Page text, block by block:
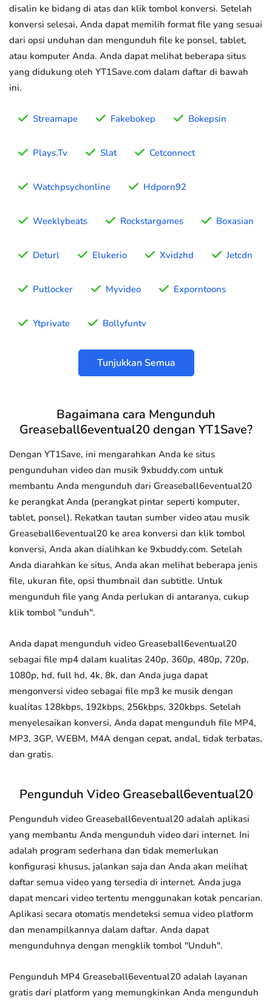
disalin ke bidang di atas dan klik tombol konversi. Setelah
konversi selesai, Anda dapat memilih format file yang sesuai
dari opsi unduhan dan mengunduh file ke ponsel, tablet,
atau komputer Anda. Anda dapat melihat beberapa situs
yang didukung oleh YT1Save.com dalam daftar di bawah
ini.
Streamape Fakebokep Bokepsin
Plays.Tv Slat Cetconnect
Watchpsychonline Hdporn92
Weeklybeats Rockstargames Boxasian
Deturl Elukerio Xvidzhd Jetcdn
Putlocker Myvideo Exporntoons
Ytprivate Bollyfuntv
Tunjukkan Semua
Bagaimana cara Mengunduh
Greaseball6eventual20 dengan YT1Save?
Dengan YT1Save, ini mengarahkan Anda ke situs
pengunduhan video dan musik 9xbuddy.com untuk
membantu Anda mengunduh dari Greaseball6eventual20
ke perangkat Anda (perangkat pintar seperti komputer,
tablet, ponsel). Rekatkan tautan sumber video atau musik
Greaseball6eventual20 ke area konversi dan klik tombol
konversi, Anda akan dialihkan ke 9xbuddy.com. Setelah
Anda diarahkan ke situs, Anda akan melihat beberapa jenis
file, ukuran file, opsi thumbnail dan subtitle. Untuk
mengunduh file yang Anda perlukan di antaranya, cukup
klik tombol "unduh".
Anda dapat mengunduh video Greaseball6eventual20
sebagai file mp4 dalam kualitas 240p, 360p, 480p, 720p,
1080p, hd, full hd, 4k, 8k, dan Anda juga dapat
mengonversi video sebagai file mp3 ke musik dengan
kualitas 128kbps, 192kbps, 256kbps, 320kbps. Setelah
menyelesaikan konversi, Anda dapat mengunduh file MP4,
MP3, 3GP, WEBM, M4A dengan cepat, andal, tidak terbatas,
dan gratis.
Pengunduh Video Greaseball6eventual20
Pengunduh video Greaseball6eventual20 adalah aplikasi
yang membantu Anda mengunduh video dari internet. Ini
adalah program sederhana dan tidak memerlukan
konfigurasi khusus, jalankan saja dan Anda akan melihat
daftar semua video yang tersedia di internet. Anda juga
dapat mencari video tertentu menggunakan kotak pencarian.
Aplikasi secara otomatis mendeteksi semua video platform
dan menampilkannya dalam daftar. Anda dapat
mengunduhnya dengan mengklik tombol "Unduh".
Pengunduh MP4 Greaseball6eventual20 adalah layanan
gratis dari platform yang memungkinkan Anda mengunduh